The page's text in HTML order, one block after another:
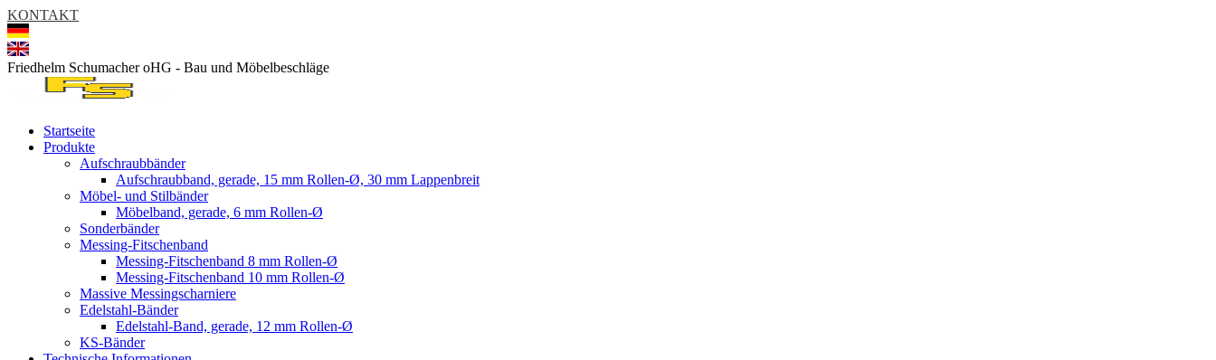
KONTAKT
Friedhelm Schumacher oHG - Bau und Möbelbeschläge
Startseite
Produkte
Aufschraubbänder
Aufschraubband, gerade, 15 mm Rollen-Ø, 30 mm Lappenbreit
Möbel- und Stilbänder
Möbelband, gerade, 6 mm Rollen-Ø
Sonderbänder
Messing-Fitschenband
Messing-Fitschenband 8 mm Rollen-Ø
Messing-Fitschenband 10 mm Rollen-Ø
Massive Messingscharniere
Edelstahl-Bänder
Edelstahl-Band, gerade, 12 mm Rollen-Ø
KS-Bänder